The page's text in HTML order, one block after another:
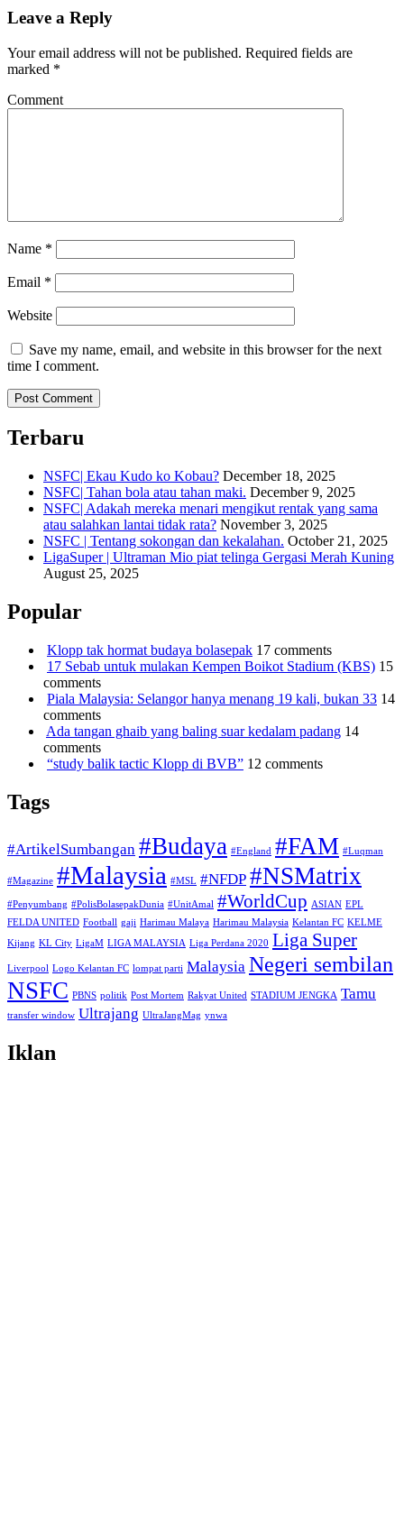
Leave a Reply
Your email address will not be published. Required fields are
marked *
Comment
Name *
Email *
Website
Save my name, email, and website in this browser for the next
time I comment.
Terbaru
NSFC| Ekau Kudo ko Kobau? December 18, 2025
NSFC| Tahan bola atau tahan maki. December 9, 2025
NSFC| Adakah mereka menari mengikut rentak yang sama
atau salahkan lantai tidak rata? November 3, 2025
NSFC | Tentang sokongan dan kekalahan. October 21, 2025
LigaSuper | Ultraman Mio piat telinga Gergasi Merah Kuning
August 25, 2025
Popular
Klopp tak hormat budaya bolasepak 17 comments
17 Sebab untuk mulakan Kempen Boikot Stadium (KBS) 15
comments
Piala Malaysia: Selangor hanya menang 19 kali, bukan 33 14
comments
Ada tangan ghaib yang baling suar kedalam padang 14
comments
“study balik tactic Klopp di BVB” 12 comments
Tags
#ArtikelSumbangan #Budaya #England #FAM #Luqman
#Magazine #Malaysia #MSL #NFDP #NSMatrix
#Penyumbang #PolisBolasepakDunia #UnitAmal #WorldCup ASIAN EPL
FELDA UNITED Football gaji Harimau Malaya Harimau Malaysia Kelantan FC KELME
Kijang KL City LigaM LIGA MALAYSIA Liga Perdana 2020 Liga Super
Liverpool Logo Kelantan FC lompat parti Malaysia Negeri sembilan
NSFC PBNS politik Post Mortem Rakyat United STADIUM JENGKA Tamu
transfer window Ultrajang UltraJangMag ynwa
Iklan